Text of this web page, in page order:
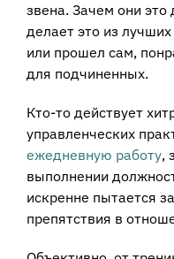
звена. Зачем они это
делает это из
или прошел сам,
для подчиненных.
Кто-то действует
управленческих
ежедневную работу,
выполнении
искренне пытается
препятствия в